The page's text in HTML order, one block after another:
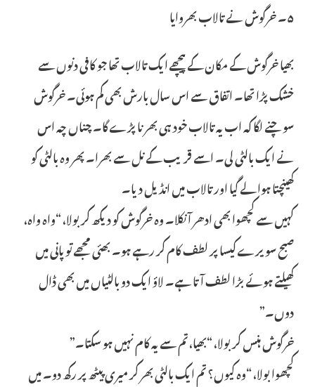
۵۔ خرگوش نے تالاب بھروایا
بھیا خرگوش کے مکان کے پیچھے ایک تالاب تھا جو کافی دنوں سے
خشک پڑا تھا۔ اتفاق سے اس سال بارش بھی کم ہوئی۔ خرگوش
سوچنے لگا کہ اب یہ تالاب خود ہی بھرنا پڑے گا۔ چناں چہ اس
نے ایک بالٹی لی۔ اسے قریب کے نل سے بھرا۔ پھر وہ بالٹی کو
کھینچتا ہوا لے گیا اور تالاب میں انڈیل دیا۔
کہیں سے کچھوا بھی ادھر آ نکلا۔ وہ خرگوش کو دیکھ کر بولا، “واہ واہ،
صبح سویرے کیسا پر لطف کام کر رہے ہو۔ بھئی مجھے تو پانی میں
کھیلتے ہوئے بڑا لطف آتا ہے۔ لاؤ ایک دو بالٹیاں میں بھی ڈال
دوں۔”
خرگوش ہنس کر بولا، “بھیا، تم سے یہ کام نہیں ہو سکتا۔”
کچھوا بولا، “وہ کیوں؟ تم ایک بالٹی بھر کر میری پیٹھ پر رکھ دو۔ میں